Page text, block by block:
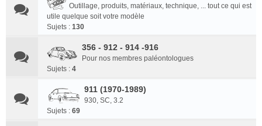
Outillage, produits, matériaux, technique, ... tout ce qui est
utile quelque soit votre modèle
Sujets : 130
356 - 912 - 914 -916
Pour nos membres paléontologues
Sujets : 4
911 (1970-1989)
930, SC, 3.2
Sujets : 69